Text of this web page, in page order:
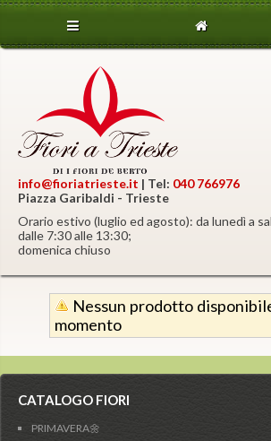
info@fioriatrieste.it | Tel: 040 766976
Piazza Garibaldi - Trieste
Orario estivo (luglio ed agosto): da lunedì a
dalle 7:30 alle 13:30;
domenica chiuso
Nessun prodotto
momento
CATALOGO FIORI
PRIMAVERA🌼